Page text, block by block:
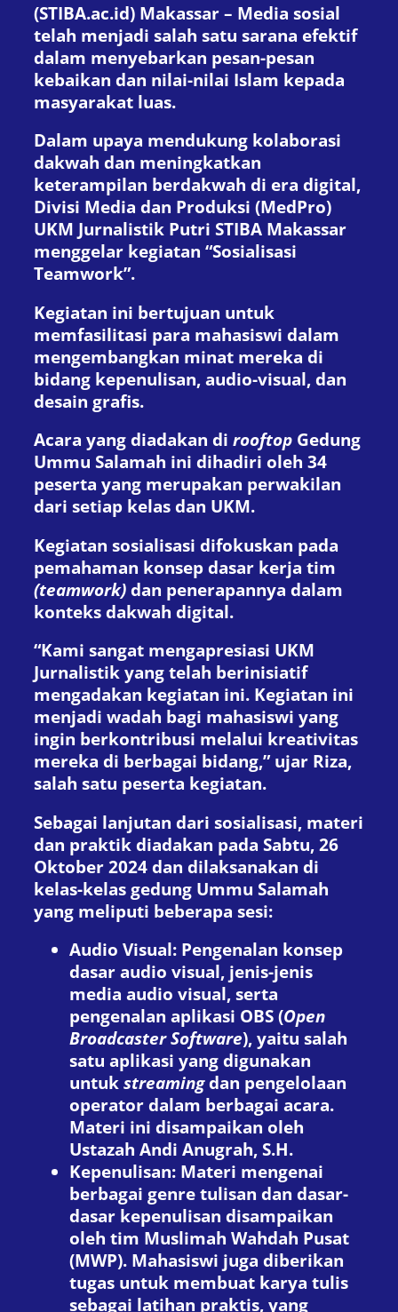
(STIBA.ac.id) Makassar – Media sosial
telah menjadi salah satu sarana efektif
dalam menyebarkan pesan-pesan
kebaikan dan nilai-nilai Islam kepada
masyarakat luas.
Dalam upaya mendukung kolaborasi
dakwah dan meningkatkan
keterampilan berdakwah di era digital,
Divisi Media dan Produksi (MedPro)
UKM Jurnalistik Putri STIBA Makassar
menggelar kegiatan “Sosialisasi
Teamwork”.
Kegiatan ini bertujuan untuk
memfasilitasi para mahasiswi dalam
mengembangkan minat mereka di
bidang kepenulisan, audio-visual, dan
desain grafis.
Acara yang diadakan di rooftop Gedung
Ummu Salamah ini dihadiri oleh 34
peserta yang merupakan perwakilan
dari setiap kelas dan UKM.
Kegiatan sosialisasi difokuskan pada
pemahaman konsep dasar kerja tim
(teamwork) dan penerapannya dalam
konteks dakwah digital.
“Kami sangat mengapresiasi UKM
Jurnalistik yang telah berinisiatif
mengadakan kegiatan ini. Kegiatan ini
menjadi wadah bagi mahasiswi yang
ingin berkontribusi melalui kreativitas
mereka di berbagai bidang,” ujar Riza,
salah satu peserta kegiatan.
Sebagai lanjutan dari sosialisasi, materi
dan praktik diadakan pada Sabtu, 26
Oktober 2024 dan dilaksanakan di
kelas-kelas gedung Ummu Salamah
yang meliputi beberapa sesi:
Audio Visual: Pengenalan konsep
dasar audio visual, jenis-jenis
media audio visual, serta
pengenalan aplikasi OBS (Open
Broadcaster Software), yaitu salah
satu aplikasi yang digunakan
untuk streamingdan pengelolaan
operator dalam berbagai acara.
Materi ini disampaikan oleh
Ustazah Andi Anugrah, S.H.
Kepenulisan: Materi mengenai
berbagai genre tulisan dan dasar-
dasar kepenulisan disampaikan
oleh tim Muslimah Wahdah Pusat
(MWP). Mahasiswi juga diberikan
tugas untuk membuat karya tulis
sebagai latihan praktis, yang